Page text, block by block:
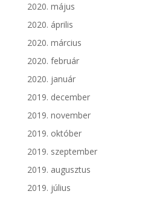
2020. május
2020. április
2020. március
2020. február
2020. január
2019. december
2019. november
2019. október
2019. szeptember
2019. augusztus
2019. július